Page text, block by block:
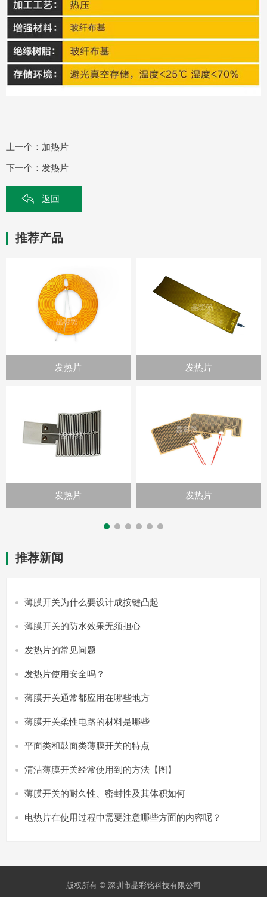
上一个： 加热片
下一个： 发热片
返回
推荐产品
发热片
发热片
发热片
发热片
推荐新闻
薄膜开关为什么要设计成按键凸起
薄膜开关的防水效果无须担心
发热片的常见问题
发热片使用安全吗？
薄膜开关通常都应用在哪些地方
薄膜开关柔性电路的材料是哪些
平面类和鼓面类薄膜开关的特点
清洁薄膜开关经常使用到的方法【图】
薄膜开关的耐久性、密封性及其体积如何
电热片在使用过程中需要注意哪些方面的内容呢？
版权所有 © 深圳市晶彩铭科技有限公司